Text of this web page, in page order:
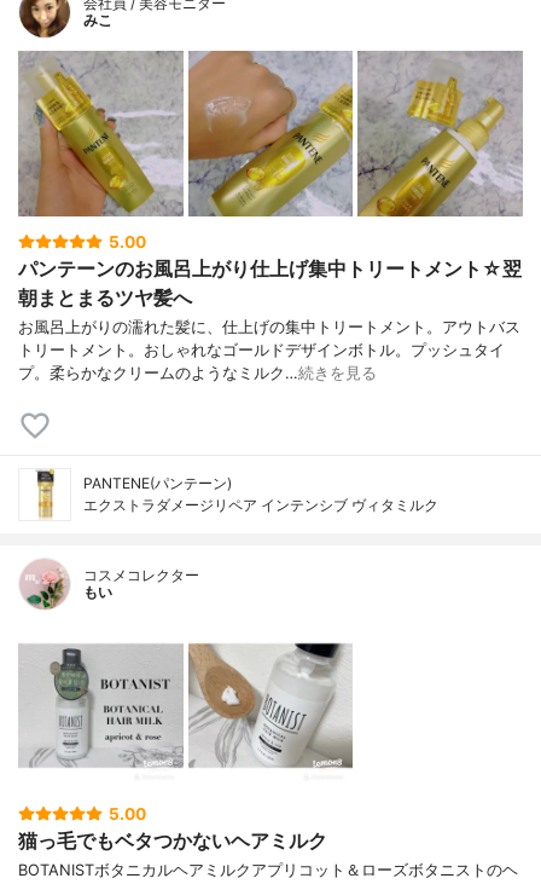
みこ
5.00
パンテーンのお風呂上がり仕上げ集中トリートメント☆翌
朝まとまるツヤ髪へ
お風呂上がりの濡れた髪に、仕上げの集中トリートメント。アウトバス
トリートメント。おしゃれなゴールドデザインボトル。プッシュタイ
プ。柔らかなクリームのようなミルク…続きを見る
PANTENE(パンテーン)
エクストラダメージリペア インテンシブ ヴィタミルク
コスメコレクター
もい
5.00
猫っ毛でもベタつかないヘアミルク
BOTANISTボタニカルヘアミルクアプリコット＆ローズボタニストのヘ